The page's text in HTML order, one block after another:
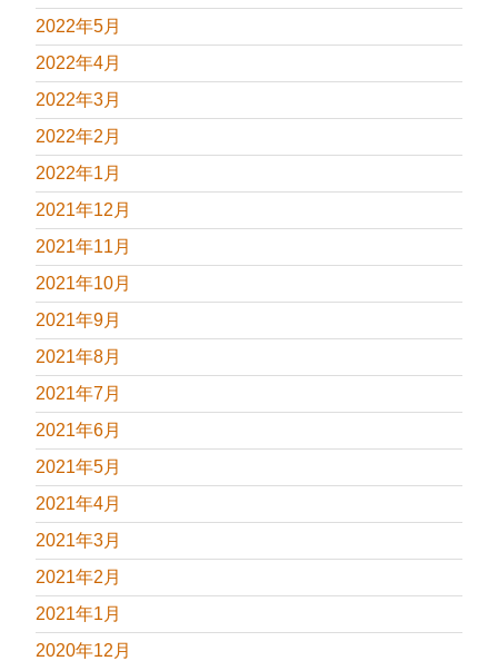
2022年5月
2022年4月
2022年3月
2022年2月
2022年1月
2021年12月
2021年11月
2021年10月
2021年9月
2021年8月
2021年7月
2021年6月
2021年5月
2021年4月
2021年3月
2021年2月
2021年1月
2020年12月